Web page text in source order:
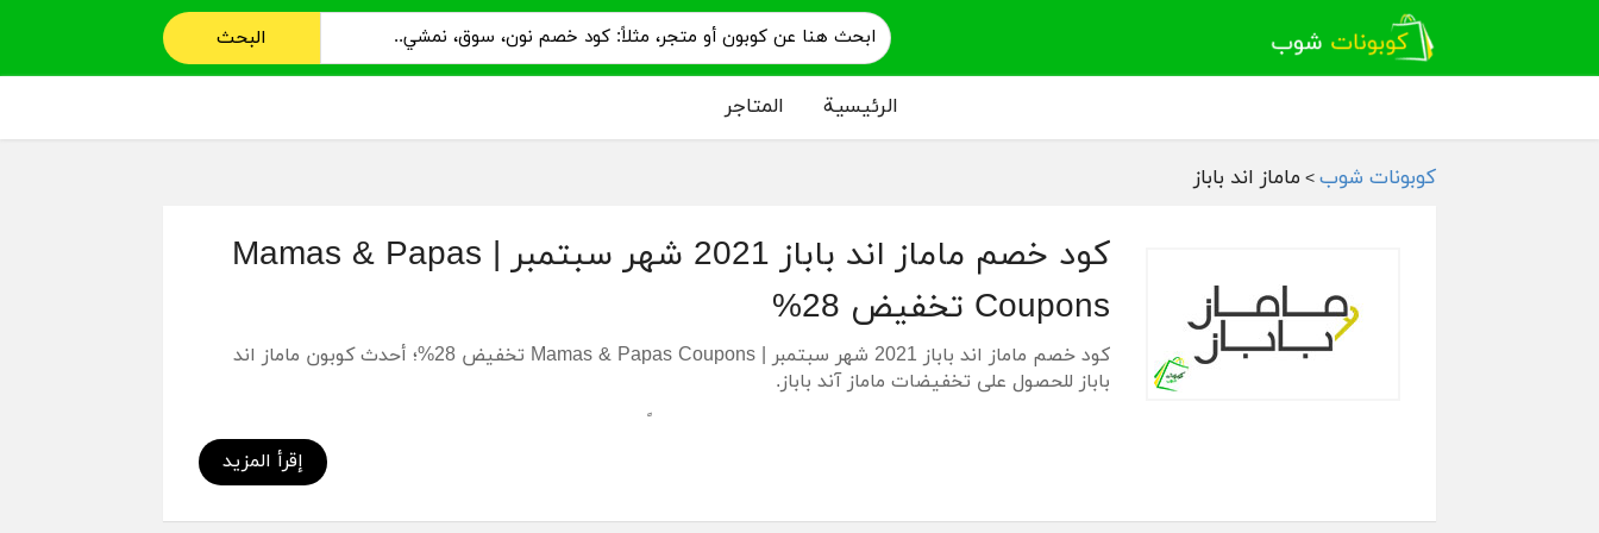
البحث
الرئيسية المتاجر
كوبونات شوب > ماماز اند باباز
إقرأ المزيد
كود خصم ماماز اند باباز 2021 شهر سبتمبر | Mamas & Papas
Coupons تخفيض 28%
كود خصم ماماز اند باباز 2021 شهر سبتمبر | Mamas & Papas Coupons تخفيض 28%؛ أحدث كوبون ماماز اند
باباز للحصول على تخفيضات ماماز آند باباز.
وهذا لأن الأطفال في حاجة إلى رعاية أكبر وكذلك الكثير من المتطلبات الإضافية و في هذا المتجر بعد استخدام